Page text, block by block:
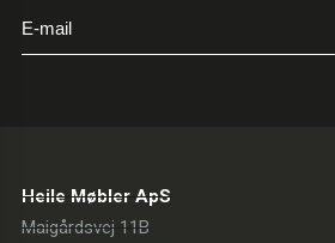
Heile Møbler ApS
Maigårdsvej 11B